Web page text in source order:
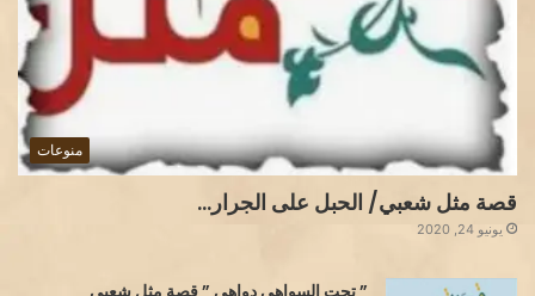
منوعات
قصة مثل شعبي/ الحبل على الجرار…
يونيو 24, 2020